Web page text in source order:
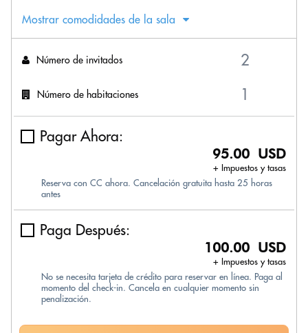
Mostrar comodidades de la sala
Número de invitados
Número de habitaciones
Pagar Ahora:
95.00 USD
+ Impuestos y tasas
Reserva con CC ahora. Cancelación gratuita hasta 25 horas
antes
Paga Después:
100.00 USD
+ Impuestos y tasas
No se necesita tarjeta de crédito para reservar en línea. Paga al
momento del check-in. Cancela en cualquier momento sin
penalización.